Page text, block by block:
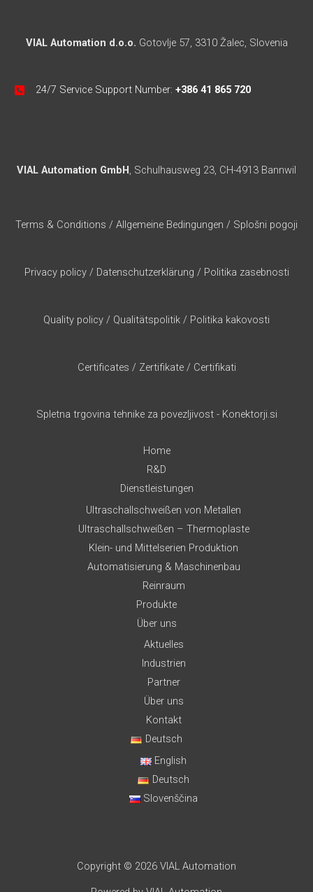
VIAL Automation d.o.o. Gotovlje 57, 3310 Žalec, Slovenia
24/7 Service Support Number: +386 41 865 720
VIAL Automation GmbH, Schulhausweg 23, CH-4913 Bannwil
Terms & Conditions / Allgemeine Bedingungen / Splošni pogoji
Privacy policy/ Datenschutzerklärung / Politika zasebnosti
Quality policy / Qualitätspolitik / Politika kakovosti
Certificates / Zertifikate/ Certifikati
Spletna trgovina tehnike za povezljivost - Konektorji.si
Home
R&D
Dienstleistungen
Ultraschallschweißen von Metallen
Ultraschallschweißen – Thermoplaste
Klein- und Mittelserien Produktion
Automatisierung & Maschinenbau
Reinraum
Produkte
Über uns
Aktuelles
Industrien
Partner
Über uns
Kontakt
Deutsch
English
Deutsch
Slovenščina
Copyright © 2026 VIAL Automation